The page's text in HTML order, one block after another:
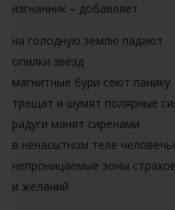
изгнанник – добавляет
на голодную землю падают
опилки звёзд
магнитные бури сеют панику
трещат и шумят полярные
радуги манят сиренами
в ненасытном теле
непроницаемые зоны страхов
и желаний